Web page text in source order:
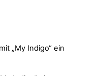
„My Indigo“ ein